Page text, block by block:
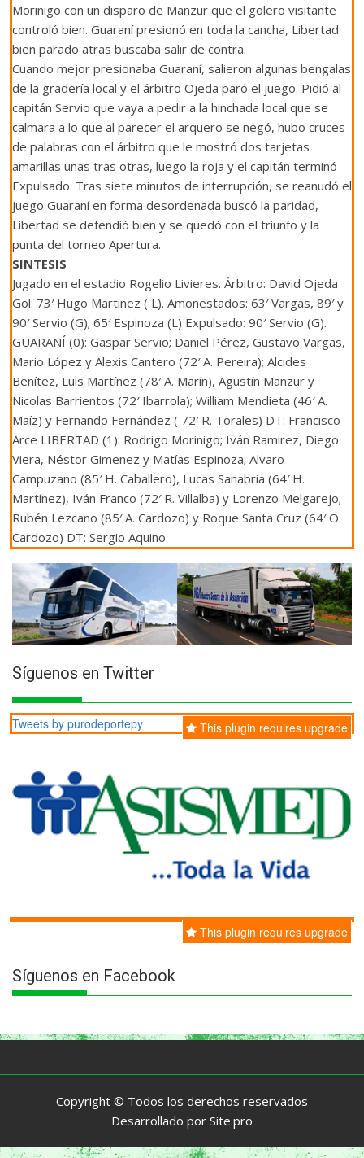
Morinigo con un disparo de Manzur que el golero visitante
controló bien. Guaraní presionó en toda la cancha, Libertad
bien parado atras buscaba salir de contra.
Cuando mejor presionaba Guaraní, salieron algunas bengalas
de la gradería local y el árbitro Ojeda paró el juego. Pidió al
capitán Servio que vaya a pedir a la hinchada local que se
calmara a lo que al parecer el arquero se negó, hubo cruces
de palabras con el árbitro que le mostró dos tarjetas
amarillas unas tras otras, luego la roja y el capitán terminó
Expulsado. Tras siete minutos de interrupción, se reanudó el
juego Guaraní en forma desordenada buscó la paridad,
Libertad se defendió bien y se quedó con el triunfo y la
punta del torneo Apertura.
SINTESIS
Jugado en el estadio Rogelio Livieres. Árbitro: David Ojeda
Gol: 73′ Hugo Martinez ( L). Amonestados: 63′ Vargas, 89′ y
90′ Servio (G); 65′ Espinoza (L) Expulsado: 90′ Servio (G).
GUARANÍ (0): Gaspar Servio; Daniel Pérez, Gustavo Vargas,
Mario López y Alexis Cantero (72′ A. Pereira); Alcides
Benítez, Luis Martínez (78′ A. Marín), Agustín Manzur y
Nicolas Barrientos (72′ Ibarrola); William Mendieta (46′ A.
Maíz) y Fernando Fernández ( 72′ R. Torales) DT: Francisco
Arce LIBERTAD (1): Rodrigo Morinigo; Iván Ramirez, Diego
Viera, Néstor Gimenez y Matías Espinoza; Alvaro
Campuzano (85′ H. Caballero), Lucas Sanabria (64′ H.
Martínez), Iván Franco (72′ R. Villalba) y Lorenzo Melgarejo;
Rubén Lezcano (85′ A. Cardozo) y Roque Santa Cruz (64′ O.
Cardozo) DT: Sergio Aquino
Síguenos en Twitter
This plugin requires upgrade
Tweets by purodeportepy
This plugin requires upgrade
Síguenos en Facebook
Copyright © Todos los derechos reservados
Desarrollado por Site.pro